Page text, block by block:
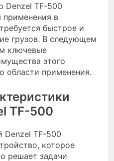
Denzel TF-500
применения в
быстрое и
грузов. В следующем
ключевые
этого
области применения.
TF-500
Denzel TF-500
которое
решает задачи